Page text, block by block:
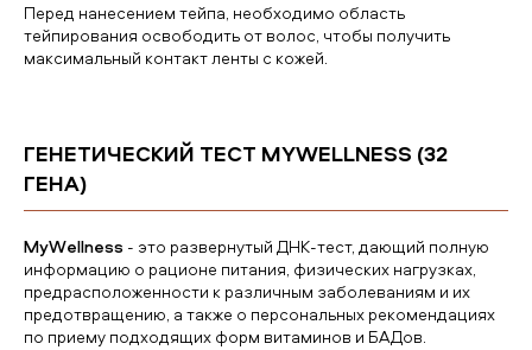
Перед нанесением тейпа, необходимо область
тейпирования освободить от волос, чтобы получить
максимальный контакт ленты с кожей.
ГЕНЕТИЧЕСКИЙ ТЕСТ MYWELLNESS (32
ГЕНА)
MyWellness - это развернутый ДНК-тест, дающий полную
информацию о рационе питания, физических нагрузках,
предрасположенности к различным заболеваниям и их
предотвращению, а также о персональных рекомендациях
по приему подходящих форм витаминов и БАДов.